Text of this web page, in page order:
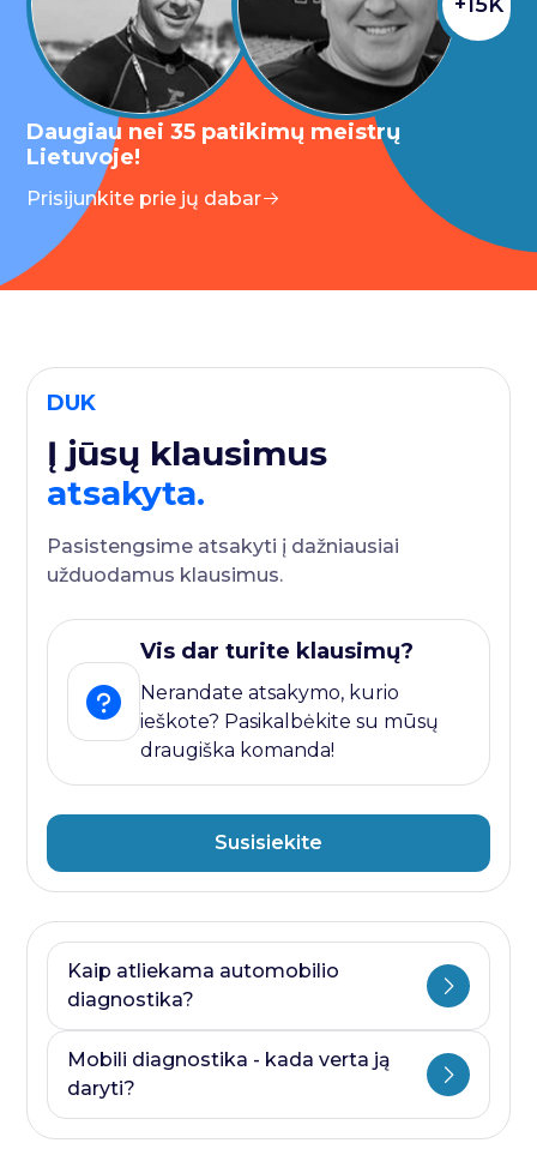
Daugiau nei 35 patikimų meistrų
Lietuvoje!
Prisijunkite prie jų dabar
DUK
Į jūsų klausimus
atsakyta.
Pasistengsime atsakyti į dažniausiai
užduodamus klausimus.
Vis dar turite klausimų?
Nerandate atsakymo, kurio
ieškote? Pasikalbėkite su mūsų
draugiška komanda!
Susisiekite
Kaip atliekama automobilio
diagnostika?
Ji visada prasideda nuo kompiuterines
diagnostikos ir baigiasi papildomais
Mobili diagnostika - kada verta ją
daryti?